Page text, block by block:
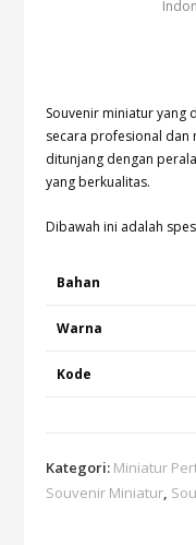
Souvenir miniatur yang
secara profesional dan
ditunjang dengan
yang berkualitas.
Dibawah ini adalah
Bahan
Warna
Kode
Kategori: Miniatur
Souvenir Miniatur,